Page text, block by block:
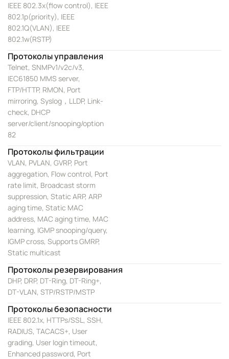
IEEE 802.3x(flow control), IEEE
802.1p(priority), IEEE
802.1Q(VLAN), IEEE
802.1w(RSTP)
Протоколы управления
Telnet, SNMPv1/v2c/v3,
IEC61850 MMS server,
FTP/HTTP, RMON, Port
mirroring, Syslog，LLDP, Link-
check, DHCP
server/client/snooping/option
82
Протоколы фильтрации
VLAN, PVLAN, GVRP, Port
aggregation, Flow control, Port
rate limit, Broadcast storm
suppression, Static ARP, ARP
aging time, Static MAC
address, MAC aging time, MAC
learning, IGMP snooping/query,
IGMP cross, Supports GMRP,
Static multicast
Протоколы резервирования
DHP, DRP, DT-Ring, DT-Ring+,
DT-VLAN, STP/RSTP/MSTP
Протоколы безопасности
IEEE 802.1x, HTTPs/SSL, SSH,
RADIUS, TACACS+, User
grading, User login timeout,
Enhanced password, Port